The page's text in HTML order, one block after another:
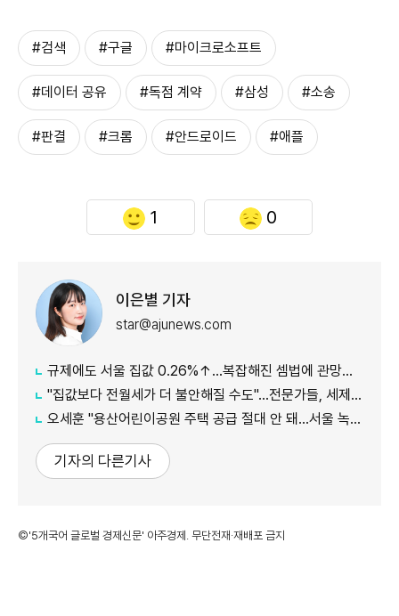
#검색 #구글 #마이크로소프트
#데이터 공유 #독점 계약 #삼성 #소송
#판결 #크롬 #안드로이드 #애플
1 0
이은별 기자
star@ajunews.com
규제에도 서울 집값 0.26%↑…복잡해진 셈법에 관망세 장기화되나
"집값보다 전월세가 더 불안해질 수도"…전문가들, 세제개편안 부작용 우려
오세훈 "용산어린이공원 주택 공급 절대 안 돼…서울 녹지 지켜야"
기자의 다른기사
©'5개국어 글로벌 경제신문' 아주경제. 무단전재·재배포 금지